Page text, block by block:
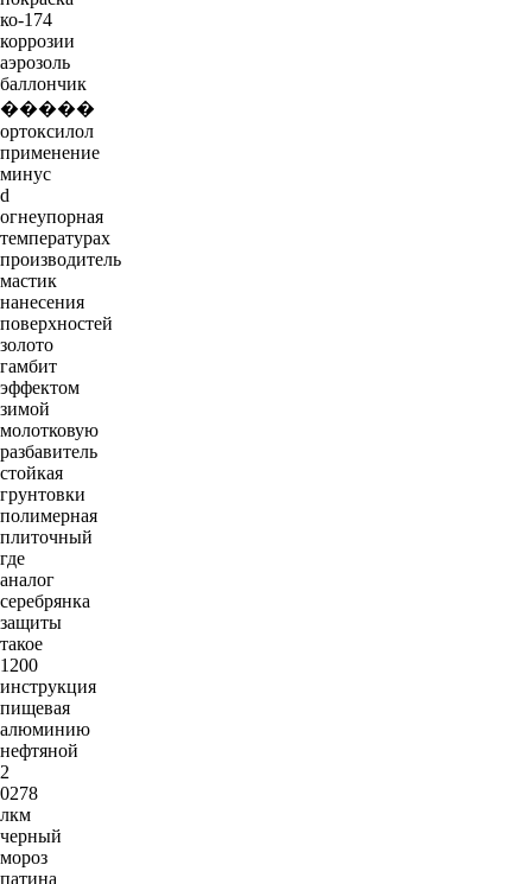
ко-174
коррозии
аэрозоль
баллончик
�����
ортоксилол
применение
минус
d
огнеупорная
температурах
производитель
мастик
нанесения
поверхностей
золото
гамбит
эффектом
зимой
молотковую
разбавитель
стойкая
грунтовки
полимерная
плиточный
где
аналог
серебрянка
защиты
такое
1200
инструкция
пищевая
алюминию
нефтяной
2
0278
лкм
черный
мороз
патина